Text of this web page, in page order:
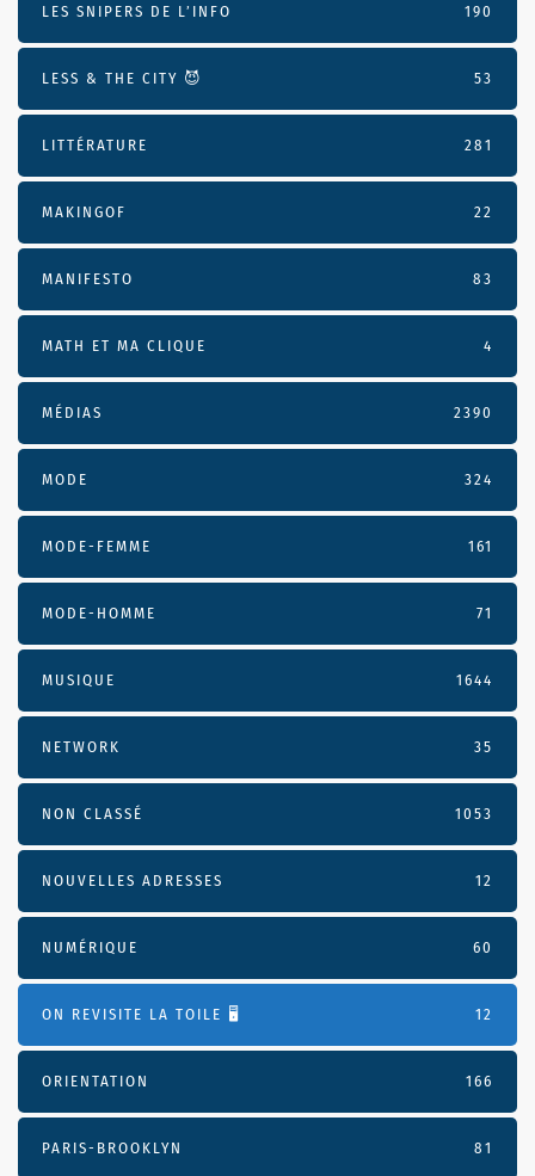
LES SNIPERS DE L’INFO 190
LESS & THE CITY 😈 53
LITTÉRATURE 281
MAKINGOF 22
MANIFESTO 83
MATH ET MA CLIQUE 4
MÉDIAS 2390
MODE 324
MODE-FEMME 161
MODE-HOMME 71
MUSIQUE 1644
NETWORK 35
NON CLASSÉ 1053
NOUVELLES ADRESSES 12
NUMÉRIQUE 60
ON REVISITE LA TOILE 🖥️ 12
ORIENTATION 166
PARIS-BROOKLYN 81